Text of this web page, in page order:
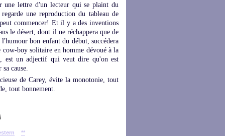
une lettre d'un lecteur qui se plaint du
une reproduction du tableau de
commencer! Et il y a des inventions
le désert, dont il ne réchappera que de
bon enfant du début, succédera
boy solitaire en homme dévoué à la
est un adjectif qui veut dire qu'on est
cause.
de Carey, évite la monotonie, tout
tout bonnement.
**